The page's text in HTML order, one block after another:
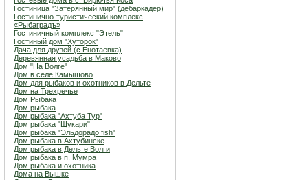
Гостиница "Затерянный мир" (дебаркадер)
Гостинично-туристический комплекс
«Рыбаградъ»
Гостиничный комплекс "Этель"
Гостиный дом "Хуторок"
Дача для друзей (с.Енотаевка)
Деревянная усадьба в Маково
Дом "На Волге"
Дом в селе Камышово
Дом для рыбаков и охотников в Дельте
Дом на Трехречье
Дом Рыбака
Дом рыбака
Дом рыбака "Ахтуба Тур"
Дом рыбака "Щукари"
Дом рыбака "Эльдорадо fish"
Дом рыбака в Ахтубинске
Дом рыбака в Дельте Волги
Дом рыбака в п. Мумра
Дом рыбака и охотника
Дома на Вышке